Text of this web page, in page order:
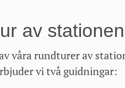
av stationen
våra rundturer av
vi två guidningar: